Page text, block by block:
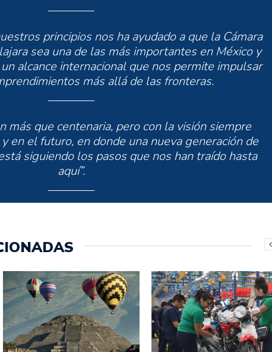
principios nos ha ayudado a que la Cámara
sea una de las más importantes en México y
alcance internacional que nos permite impulsar
más allá de las fronteras.
más que centenaria, pero con la visión siempre
en el futuro, en donde una nueva generación de
siguiendo los pasos que nos han traído hasta
aquí”.